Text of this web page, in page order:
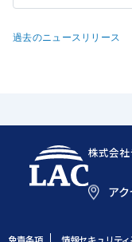
過去のニュースリリース
株式会社
ア